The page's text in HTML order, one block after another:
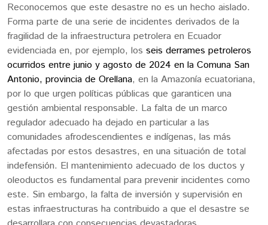
Reconocemos que este desastre no es un hecho aislado.
Forma parte de una serie de incidentes derivados de la
fragilidad de la infraestructura petrolera en Ecuador
evidenciada en, por ejemplo, los seis derrames petroleros
ocurridos entre junio y agosto de 2024 en la Comuna San
Antonio, provincia de Orellana, en la Amazonía ecuatoriana,
por lo que urgen políticas públicas que garanticen una
gestión ambiental responsable. La falta de un marco
regulador adecuado ha dejado en particular a las
comunidades afrodescendientes e indígenas, las más
afectadas por estos desastres, en una situación de total
indefensión. El mantenimiento adecuado de los ductos y
oleoductos es fundamental para prevenir incidentes como
este. Sin embargo, la falta de inversión y supervisión en
estas infraestructuras ha contribuido a que el desastre se